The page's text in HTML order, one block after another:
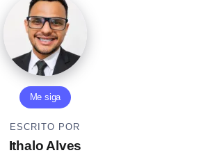
Me siga
ESCRITO POR
Ithalo Alves